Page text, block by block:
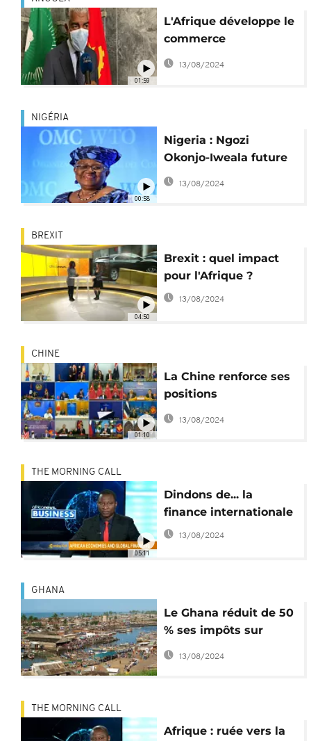
01:59
L'Afrique développe le
commerce
intracontinental
13/08/2024
00:58
NIGÉRIA
Nigeria : Ngozi
Okonjo-Iweala future
patronne de l'OMC
13/08/2024
04:50
BREXIT
Brexit : quel impact
pour l'Afrique ?
13/08/2024
01:10
CHINE
La Chine renforce ses
positions
économiques en Asie
13/08/2024
05:11
THE MORNING CALL
Dindons de... la
finance internationale
13/08/2024
GHANA
Le Ghana réduit de 50
% ses impôts sur
l'importation
13/08/2024
THE MORNING CALL
Afrique : ruée vers la